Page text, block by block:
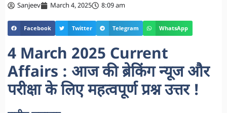
Sanjeev March 4, 2025 8:09 am
Facebook Twitter Telegram WhatsApp
4 March 2025 Current
Affairs : आज की ब्रेकिंग न्यूज और
परीक्षा के लिए महत्वपूर्ण प्रश्न उत्तर !